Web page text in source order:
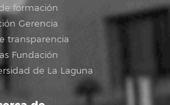
formación
Gerencia
transparencia
Fundación
de La Laguna